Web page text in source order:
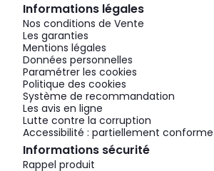
Informations légales
Nos conditions de Vente
Les garanties
Mentions légales
Données personnelles
Paramétrer les cookies
Politique des cookies
Système de recommandation
Les avis en ligne
Lutte contre la corruption
Accessibilité : partiellement conforme
Informations sécurité
Rappel produit